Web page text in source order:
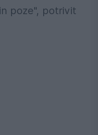
poze", potrivit